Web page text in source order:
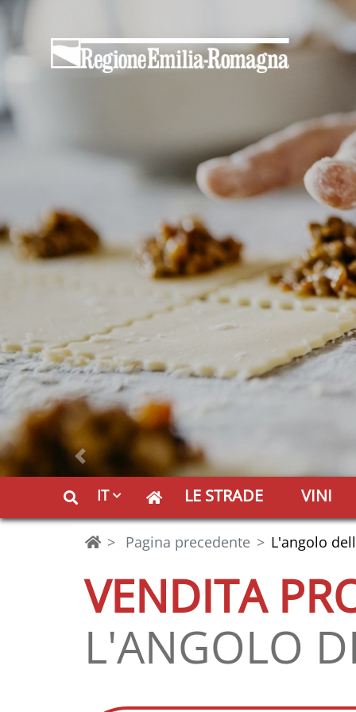
Precedente
IT
LE STRADE VINI
Pagina precedente L'angolo
VENDITA
L'ANGOLO